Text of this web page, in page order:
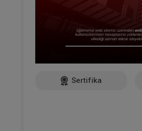
Sertifika